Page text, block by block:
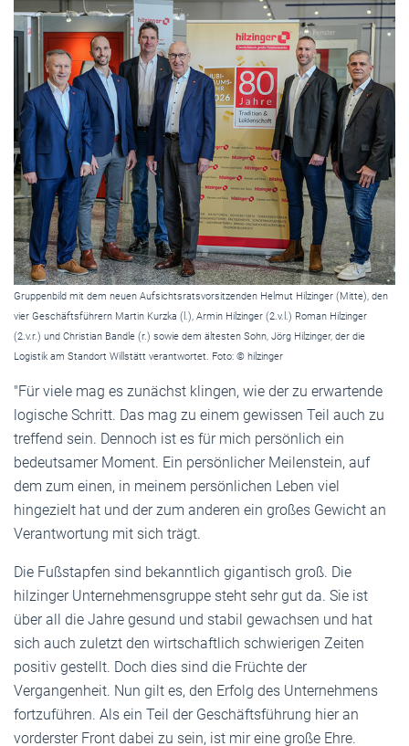
Gruppenbild mit dem neuen Aufsichtsratsvorsitzenden Helmut Hilzinger (Mitte), den
vier Geschäftsführern Martin Kurzka (l.), Armin Hilzinger (2.v.l.) Roman Hilzinger
(2.v.r.) und Christian Bandle (r.) sowie dem ältesten Sohn, Jörg Hilzinger, der die
Logistik am Standort Willstätt verantwortet. Foto: © hilzinger
"Für viele mag es zunächst klingen, wie der zu erwartende
logische Schritt. Das mag zu einem gewissen Teil auch zu
treffend sein. Dennoch ist es für mich persönlich ein
bedeutsamer Moment. Ein persönlicher Meilenstein, auf
dem zum einen, in meinem persönlichen Leben viel
hingezielt hat und der zum anderen ein großes Gewicht an
Verantwortung mit sich trägt.
Die Fußstapfen sind bekanntlich gigantisch groß. Die
hilzinger Unternehmensgruppe steht sehr gut da. Sie ist
über all die Jahre gesund und stabil gewachsen und hat
sich auch zuletzt den wirtschaftlich schwierigen Zeiten
positiv gestellt. Doch dies sind die Früchte der
Vergangenheit. Nun gilt es, den Erfolg des Unternehmens
fortzuführen. Als ein Teil der Geschäftsführung hier an
vorderster Front dabei zu sein, ist mir eine große Ehre.